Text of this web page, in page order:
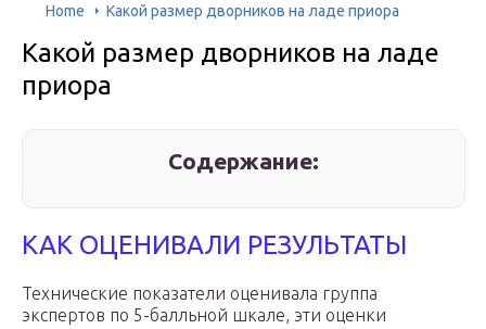
Home Какой размер дворников на ладе приора
Какой размер дворников на ладе
приора
Содержание:
КАК ОЦЕНИВАЛИ РЕЗУЛЬТАТЫ
Технические показатели оценивала группа
экспертов по 5-балльной шкале, эти оценки